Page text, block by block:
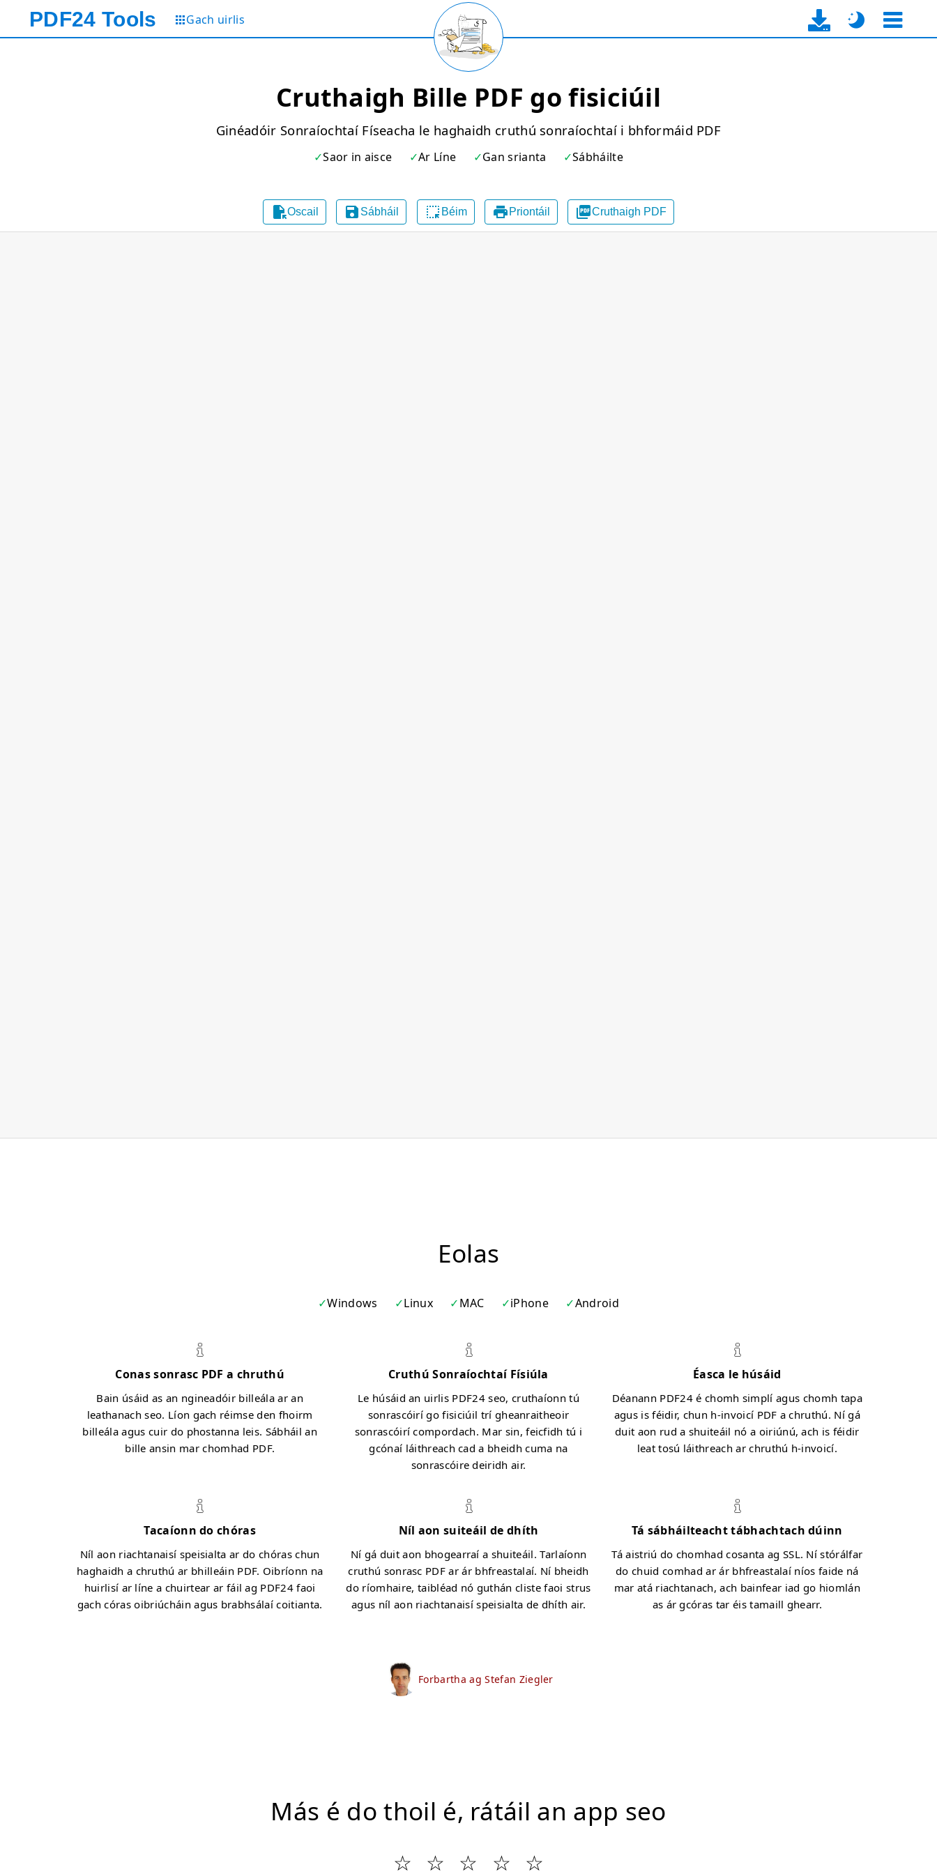
PDF24 Tools Gach uirlis
Cruthaigh Bille PDF go fisiciúil
Ginéadóir Sonraíochtaí Físeacha le haghaidh cruthú sonraíochtaí i bhformáid PDF
Saor in aisce Ar Líne Gan srianta Sábháilte
Oscail  Sábháil  Béim  Priontáil Cruthaigh PDF
Eolas
Windows Linux MAC iPhone Android
Conas sonrasc PDF a chruthú
Bain úsáid as an ngineadóir billeála ar an
leathanach seo. Líon gach réimse den fhoirm
billeála agus cuir do phostanna leis. Sábháil an
bille ansin mar chomhad PDF.
Cruthú Sonraíochtaí Físiúla
Le húsáid an uirlis PDF24 seo, cruthaíonn tú
sonrascóirí go fisiciúil trí gheanraitheoir
sonrascóirí compordach. Mar sin, feicfidh tú i
gcónaí láithreach cad a bheidh cuma na
sonrascóire deiridh air.
Éasca le húsáid
Déanann PDF24 é chomh simplí agus chomh tapa
agus is féidir, chun h-invoicí PDF a chruthú. Ní gá
duit aon rud a shuiteáil nó a oiriúnú, ach is féidir
leat tosú láithreach ar chruthú h-invoicí.
Tacaíonn do chóras
Níl aon riachtanaisí speisialta ar do chóras chun
haghaidh a chruthú ar bhilleáin PDF. Oibríonn na
huirlisí ar líne a chuirtear ar fáil ag PDF24 faoi
gach córas oibriúcháin agus brabhsálaí coitianta.
Níl aon suiteáil de dhíth
Ní gá duit aon bhogearraí a shuiteáil. Tarlaíonn
cruthú sonrasc PDF ar ár bhfreastalaí. Ní bheidh
do ríomhaire, taibléad nó guthán cliste faoi strus
agus níl aon riachtanaisí speisialta de dhíth air.
Tá sábháilteacht tábhachtach dúinn
Tá aistriú do chomhad cosanta ag SSL. Ní stórálfar
do chuid comhad ar ár bhfreastalaí níos faide ná
mar atá riachtanach, ach bainfear iad go hiomlán
as ár gcóras tar éis tamaill ghearr.
Forbartha ag Stefan Ziegler
Más é do thoil é, rátáil an app seo